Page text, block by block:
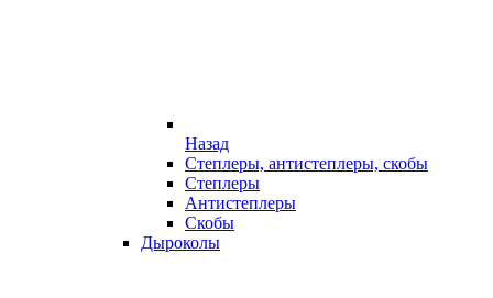
Назад
Степлеры, антистеплеры, скобы
Степлеры
Антистеплеры
Скобы
Дыроколы